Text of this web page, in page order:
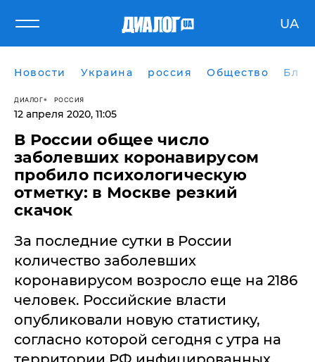
UA
Новости Украина россия Общество
ДИАЛОГ РОССИЯ
12 апреля 2020, 11:05
В России общее число
заболевших коронавирусом
пробило психологическую
отметку: в Москве резкий
скачок
​За последние сутки в России
количество заболевших
коронавирусом возросло еще на 2186
человек. Российские власти
опубликовали новую статистику,
согласно которой сегодня с утра на